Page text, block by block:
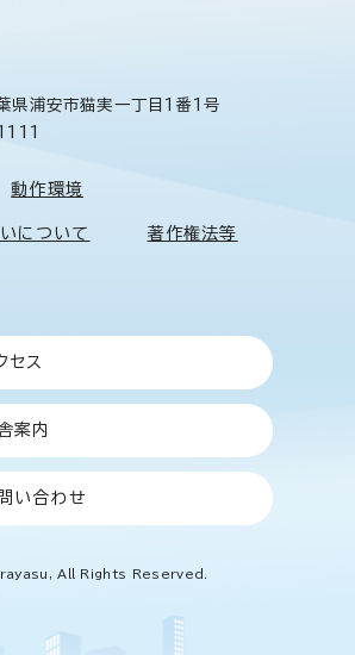
浦安市猫実一丁目1番1号
動作環境
について 著作権法等
セス
案内
い合わせ
All Rights Reserved.